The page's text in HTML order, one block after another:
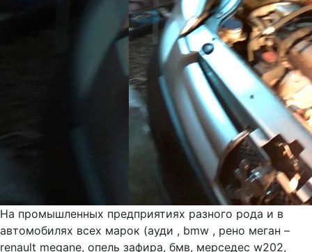
На промышленных предприятиях разного рода и в
автомобилях всех марок (ауди , bmw , рено меган –
renault megane, опель зафира, бмв, мерседес w202,